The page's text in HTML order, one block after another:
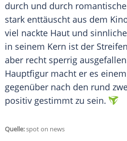
durch und durch
stark enttäuscht aus dem
viel nackte Haut und
in seinem Kern ist der
aber recht sperrig
Hauptfigur macht er es
gegenüber nach den rund
positiv gestimmt zu sein.
Quelle:spot on news